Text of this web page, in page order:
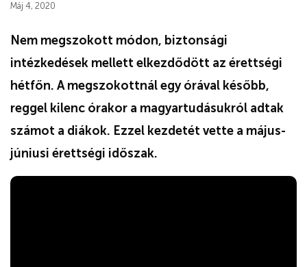
Máj 4, 2020
Nem megszokott módon, biztonsági
intézkedések mellett elkezdődött az érettségi
hétfőn. A megszokottnál egy órával később,
reggel kilenc órakor a magyartudásukról adtak
számot a diákok. Ezzel kezdetét vette a május-
júniusi érettségi időszak.